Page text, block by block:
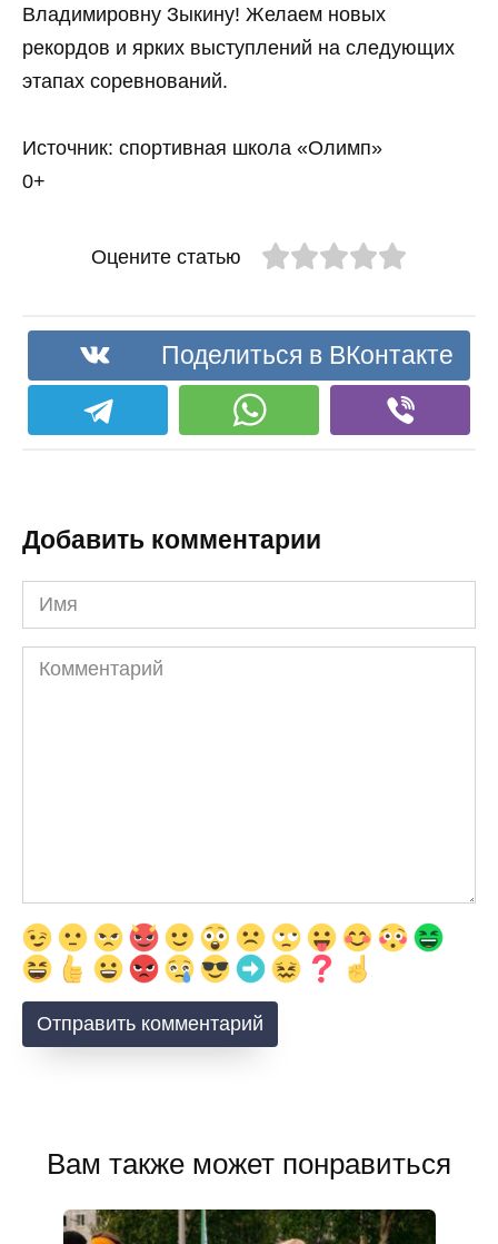
Владимировну Зыкину! Желаем новых
рекордов и ярких выступлений на следующих
этапах соревнований.
Источник: спортивная школа «Олимп»
0+
Оцените статью
Поделиться в ВКонтакте
Добавить комментарии
Имя
Комментарий
Вам также может понравиться